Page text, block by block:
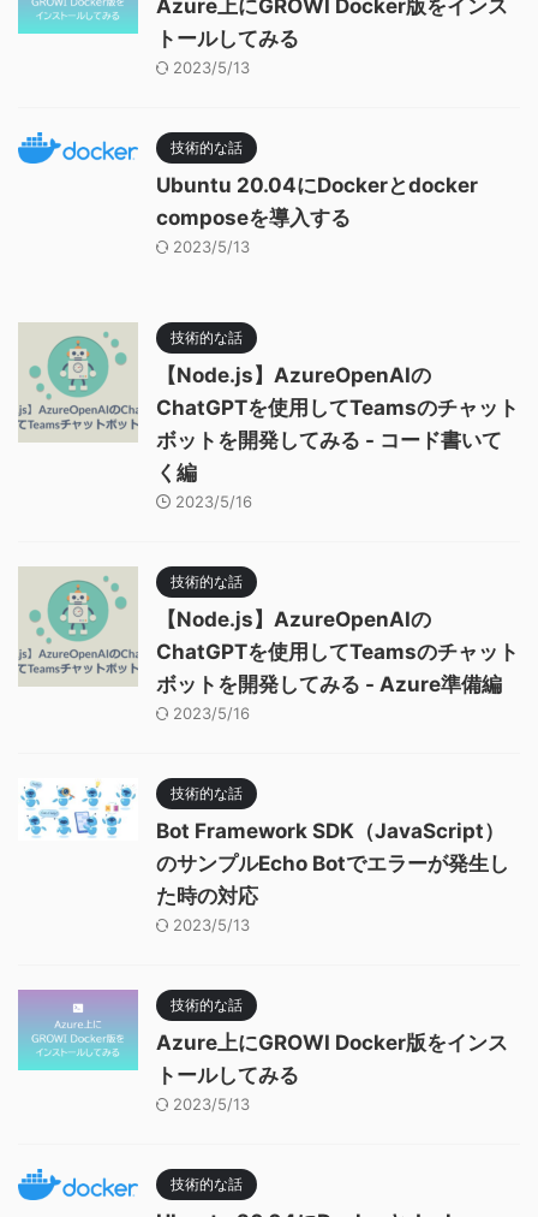
Azure上にGROWI Docker版をインス
トールしてみる
2023/5/13
技術的な話
Ubuntu 20.04にDockerとdocker
composeを導入する
2023/5/13
技術的な話
【Node.js】AzureOpenAIの
ChatGPTを使用してTeamsのチャット
ボットを開発してみる - コード書いて
く編
2023/5/16
技術的な話
【Node.js】AzureOpenAIの
ChatGPTを使用してTeamsのチャット
ボットを開発してみる - Azure準備編
2023/5/16
技術的な話
Bot Framework SDK（JavaScript）
のサンプルEcho Botでエラーが発生し
た時の対応
2023/5/13
技術的な話
Azure上にGROWI Docker版をインス
トールしてみる
2023/5/13
技術的な話